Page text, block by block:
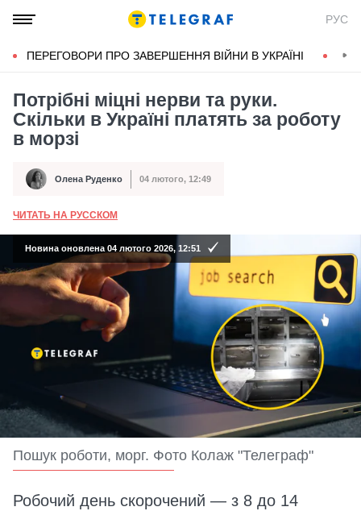
РУС
ПЕРЕГОВОРИ ПРО ЗАВЕРШЕННЯ ВІЙНИ В УКРАЇНІ
Потрібні міцні нерви та руки.
Скільки в Україні платять за роботу
в морзі
Автор Олена Руденко
Дата публікації 04 лютого, 12:49
ЧИТАТЬ НА РУССКОМ
Новина оновлена 04 лютого 2026, 12:51
Пошук роботи, морг. Фото Колаж "Телеграф"
Робочий день скорочений — з 8 до 14